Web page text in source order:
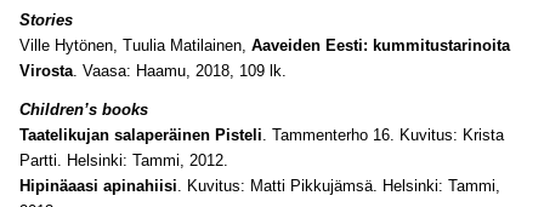
Stories
Ville Hytönen, Tuulia Matilainen, Aaveiden Eesti: kummitustarinoita
Virosta. Vaasa: Haamu, 2018, 109 lk.
Children’s books
Taatelikujan salaperäinen Pisteli. Tammenterho 16. Kuvitus: Krista
Partti. Helsinki: Tammi, 2012.
Hipinäaasi apinahiisi. Kuvitus: Matti Pikkujämsä. Helsinki: Tammi,